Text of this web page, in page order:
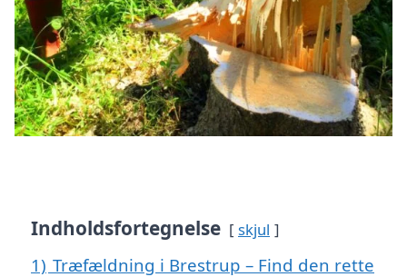
Indholdsfortegnelse skjul
1) Træfældning i Brestrup – Find den rette